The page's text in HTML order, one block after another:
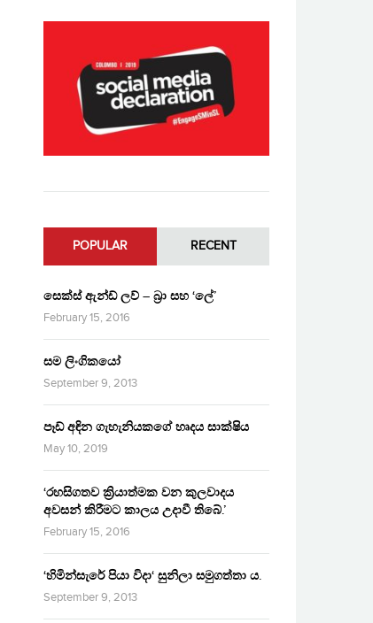
POPULAR RECENT
සෙක්ස් ඇන්ඩ් ලව් – බ්‍රා සහ ‘ලේ’
February 15, 2016
සම ලිංගිකයෝ
September 9, 2013
පෑඩ් අඳින ගැහැනියකගේ හෘදය සාක්ෂිය
May 10, 2019
‘රහසිගතව ක්‍රියාත්මක වන කුලවාදය
අවසන් කිරීමට කාලය උදාවී තිබේ.’
February 15, 2016
‘හිමින්සැරේ පියා විදා‘ සුනිලා සමුගත්තා ය.
September 9, 2013